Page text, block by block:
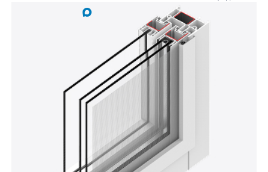
Главная — Профильные системы —